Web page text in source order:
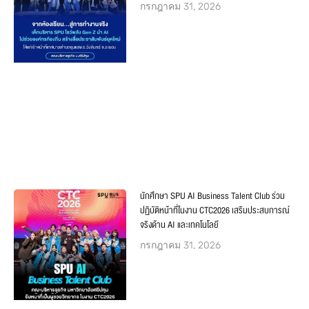
กรกฎาคม 31, 2026
นักศึกษา SPU AI Business Talent Club ร่วม
ปฏิบัติหน้าที่ในงาน CTC2026 เสริมประสบการณ์
จริงด้าน AI และเทคโนโลยี
กรกฎาคม 31, 2026